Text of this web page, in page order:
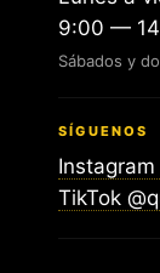
9:00 —
Sábados y
SÍGUENOS
TikTok